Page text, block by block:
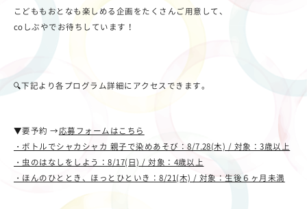
こどももおとなも楽しめる企画をたくさんご用意して、
coしぶやでお待ちしています！
🔍下記より各プログラム詳細にアクセスできます。
▼要予約 →応募フォームはこちら
・ボトルでシャカシャカ 親子で染めあそび：8/7.28(木) / 対象：3歳以上
・虫のはなしをしよう：8/17(日) / 対象：4歳以上
・ほんのひととき、ほっとひといき：8/21(木) / 対象：生後６ヶ月未満